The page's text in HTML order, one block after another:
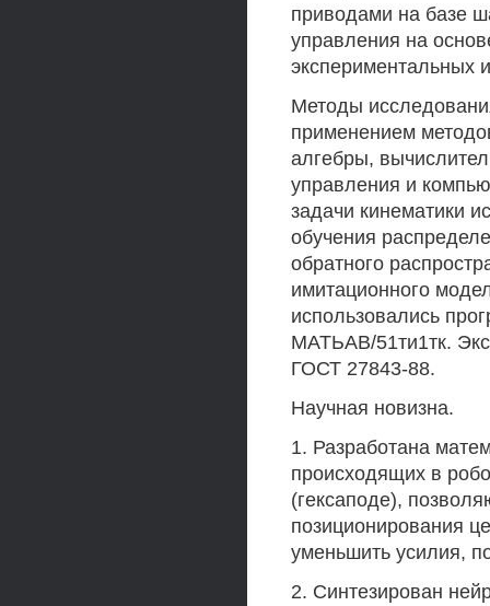
приводами на базе
управления на
экспериментальных
Методы
применением
алгебры,
управления и
задачи кинематики
обучения
обратного
имитационного
использовались
МАТЬАВ/51ти1тк.
ГОСТ 27843-88.
Научная новизна.
1. Разработана
происходящих в
(гексаподе),
позиционирования
уменьшить усилия,
2. Синтезирован